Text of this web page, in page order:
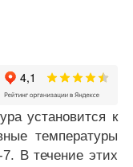
установится к
температуры
В течение этих